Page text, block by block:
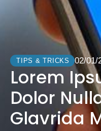
TIPS & TRICKS 02/01/
Lorem
Dolor
Glavrida